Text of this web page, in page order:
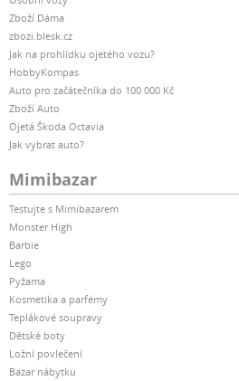
Zboží Dáma
zbozi.blesk.cz
Jak na prohlídku ojetého vozu?
HobbyKompas
Auto pro začátečníka do 100 000 Kč
Zboží Auto
Ojetá Škoda Octavia
Jak vybrat auto?
Mimibazar
Testujte s Mimibazarem
Monster High
Barbie
Lego
Pyžama
Kosmetika a parfémy
Teplákové soupravy
Dětské boty
Ložní povlečení
Bazar nábytku